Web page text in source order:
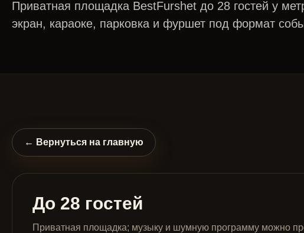
Приватная площадка BestFurshet до 28 гостей у
экран, караоке, парковка и фуршет под формат
← Вернуться на главную
До 28 гостей
Приватная площадка; музыку и шумную программу можно